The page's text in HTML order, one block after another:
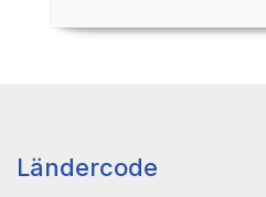
Ländercode